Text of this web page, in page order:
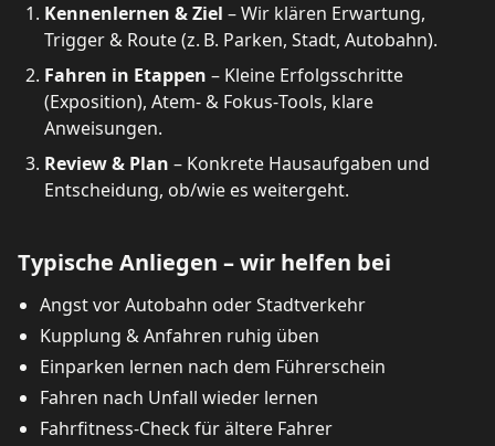
Kennenlernen & Ziel – Wir klären Erwartung,
Trigger & Route (z. B. Parken, Stadt, Autobahn).
Fahren in Etappen – Kleine Erfolgsschritte
(Exposition), Atem‑ & Fokus‑Tools, klare
Anweisungen.
Review & Plan – Konkrete Hausaufgaben und
Entscheidung, ob/wie es weitergeht.
Typische Anliegen – wir helfen bei
Angst vor Autobahn oder Stadtverkehr
Kupplung & Anfahren ruhig üben
Einparken lernen nach dem Führerschein
Fahren nach Unfall wieder lernen
Fahrfitness‑Check für ältere Fahrer